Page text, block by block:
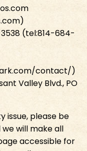
(tel:814-684-
Valley Blvd., PO
issue, please be
will make all
accessible for